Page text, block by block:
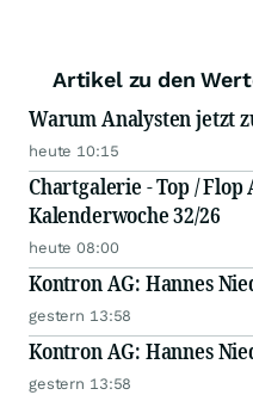
Artikel zu den
Warum Analysten jetzt
heute 10:15
Chartgalerie - Top /
Kalenderwoche 32/26
heute 08:00
Kontron AG: Hannes
gestern 13:58
Kontron AG: Hannes
gestern 13:58